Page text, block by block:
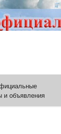
и объявления